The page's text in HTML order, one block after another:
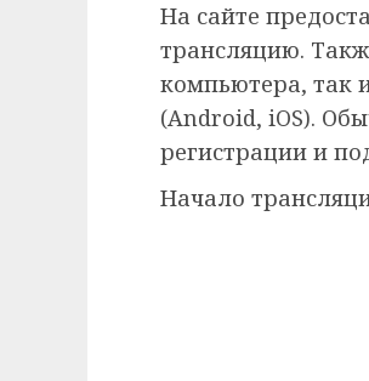
На сайте
трансляцию.
компьютера, так
(Android, iOS).
регистрации и
Начало